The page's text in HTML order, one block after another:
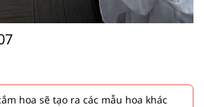
hoa sẽ tạo ra các mẫu hoa khác